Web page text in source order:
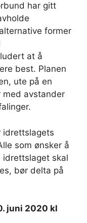
har gitt
former
at å
best. Planen
ute på en
med avstander
idrettslagets
som ønsker å
skal
bør delta på
juni 2020 kl